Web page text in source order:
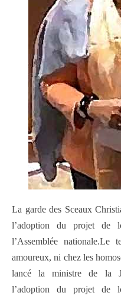
La garde des Sceaux
l’adoption du projet de
l’Assemblée
amoureux, ni chez les
lancé la ministre de la
l’adoption du projet de